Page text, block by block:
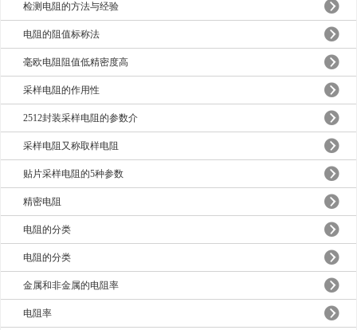
检测电阻的方法与经验
电阻的阻值标称法
毫欧电阻阻值低精密度高
采样电阻的作用性
2512封装采样电阻的参数介
采样电阻又称取样电阻
贴片采样电阻的5种参数
精密电阻
电阻的分类
电阻的分类
金属和非金属的电阻率
电阻率